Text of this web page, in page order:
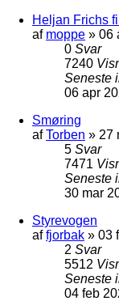
Heljan Frichs
af moppe » 06
0 Svar
7240
Seneste
06 apr
Smøring
afTorben » 27
5 Svar
7471
Seneste
30 mar
Styrevogen
affjorbak » 03
2 Svar
5512
Seneste
04 feb